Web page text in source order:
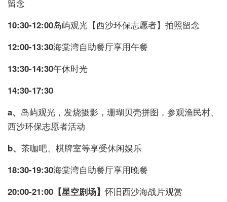
留念
10:30-12:00岛屿观光【西沙环保志愿者】拍照留念
12:00-13:30海棠湾自助餐厅享用午餐
13:30-14:30午休时光
14:30-17:30
a、 岛屿观光，发烧摄影，珊瑚贝壳拼图，参观渔民村、
西沙环保志愿者活动
b、 茶咖吧、棋牌室等享受休闲娱乐
18:30-19:30海棠湾自助餐厅享用晚餐
20:00-21:00【星空剧场】怀旧西沙海战片观赏